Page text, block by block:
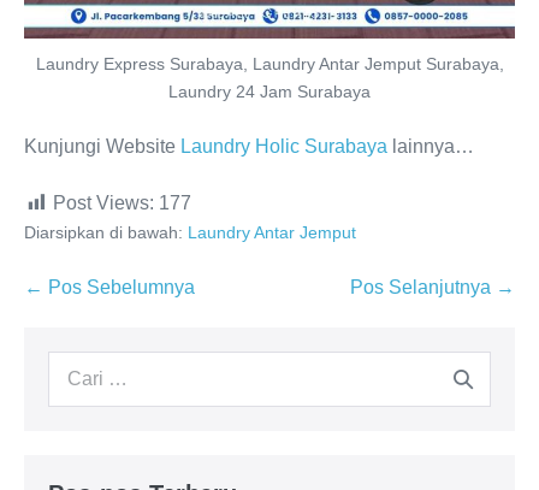
Laundry Express Surabaya, Laundry Antar Jemput Surabaya,
Laundry 24 Jam Surabaya
Kunjungi Website Laundry Holic Surabaya lainnya…
Post Views: 177
Diarsipkan di bawah: Laundry Antar Jemput
Navigasi
← Pos Sebelumnya Pos Selanjutnya →
Pencarian